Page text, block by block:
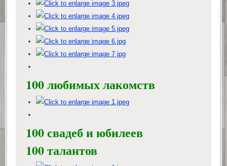
100 любимых лакомств
100 свадеб и юбилеев
100 талантов